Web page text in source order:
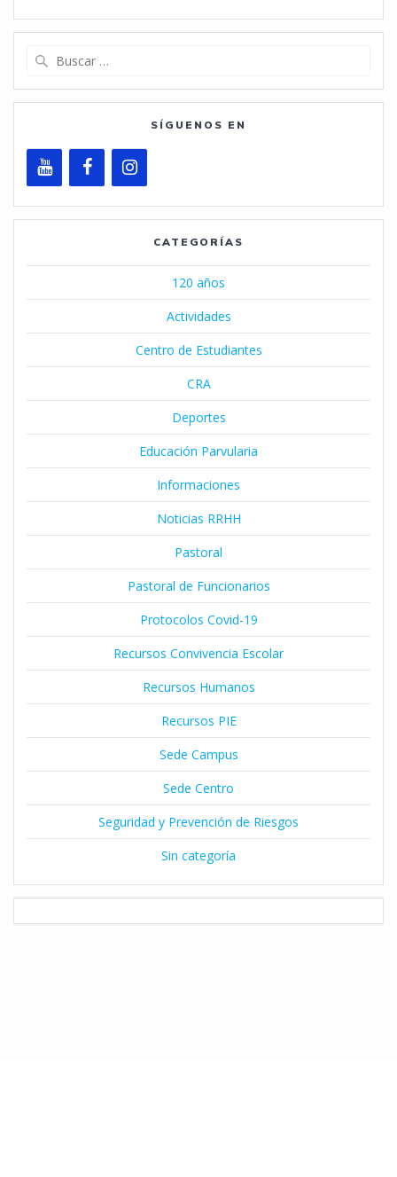
SÍGUENOS EN
CATEGORÍAS
120 años
Actividades
Centro de Estudiantes
CRA
Deportes
Educación Parvularia
Informaciones
Noticias RRHH
Pastoral
Pastoral de Funcionarios
Protocolos Covid-19
Recursos Convivencia Escolar
Recursos Humanos
Recursos PIE
Sede Campus
Sede Centro
Seguridad y Prevención de Riesgos
Sin categoría